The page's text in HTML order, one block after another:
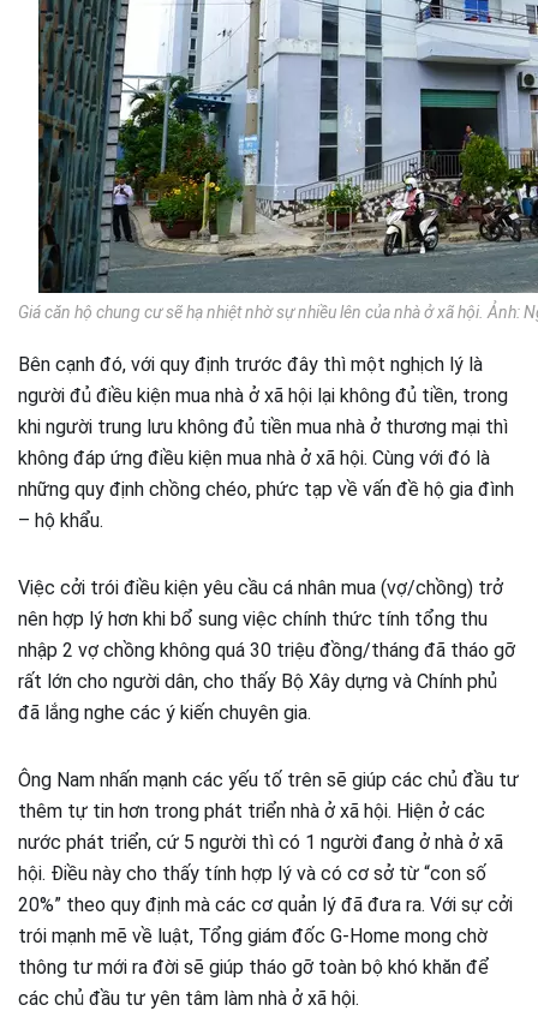
Giá căn hộ chung cư sẽ hạ nhiệt nhờ sự nhiều lên của nhà ở xã hội. Ảnh:
Bên cạnh đó, với quy định trước đây thì một nghịch lý là
người đủ điều kiện mua nhà ở xã hội lại không đủ tiền, trong
khi người trung lưu không đủ tiền mua nhà ở thương mại thì
không đáp ứng điều kiện mua nhà ở xã hội. Cùng với đó là
những quy định chồng chéo, phức tạp về vấn đề hộ gia đình
– hộ khẩu.
Việc cởi trói điều kiện yêu cầu cá nhân mua (vợ/chồng) trở
nên hợp lý hơn khi bổ sung việc chính thức tính tổng thu
nhập 2 vợ chồng không quá 30 triệu đồng/tháng đã tháo gỡ
rất lớn cho người dân, cho thấy Bộ Xây dựng và Chính phủ
đã lắng nghe các ý kiến chuyên gia.
Ông Nam nhấn mạnh các yếu tố trên sẽ giúp các chủ đầu tư
thêm tự tin hơn trong phát triển nhà ở xã hội. Hiện ở các
nước phát triển, cứ 5 người thì có 1 người đang ở nhà ở xã
hội. Điều này cho thấy tính hợp lý và có cơ sở từ “con số
20%” theo quy định mà các cơ quản lý đã đưa ra. Với sự cởi
trói mạnh mẽ về luật, Tổng giám đốc G-Home mong chờ
thông tư mới ra đời sẽ giúp tháo gỡ toàn bộ khó khăn để
các chủ đầu tư yên tâm làm nhà ở xã hội.